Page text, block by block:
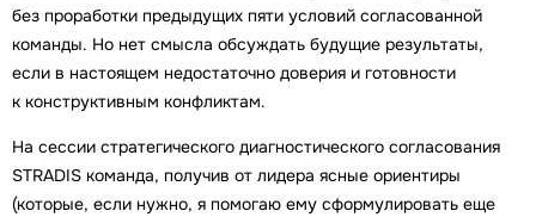
без проработки предыдущих пяти условий согласованной
команды. Но нет смысла обсуждать будущие результаты,
если в настоящем недостаточно доверия и готовности
к конструктивным конфликтам.
На сессии стратегического диагностического согласования
STRADIS команда, получив от лидера ясные ориентиры
(которые, если нужно, я помогаю ему сформулировать еще